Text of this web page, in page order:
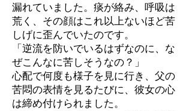
漏れていました。痰が絡み、呼吸は
荒く、その顔はこれ以上ないほど苦
しげに歪んでいたのです。
「逆流を防いでいるはずなのに、な
ぜこんなに苦しそうなの？」
心配で何度も様子を見に行き、父の
苦悶の表情を見るたびに、彼女の心
は締め付けられました。